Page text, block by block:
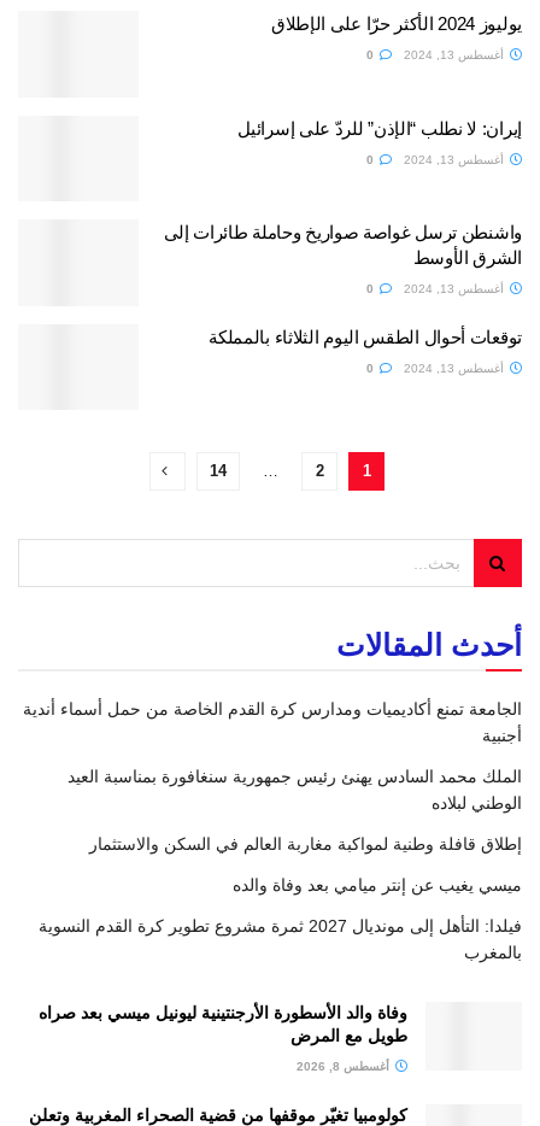
يوليوز 2024 الأكثر حرّا على الإطلاق
أغسطس 13, 2024
إيران: لا نطلب “الإذن” للردّ على إسرائيل
أغسطس 13, 2024
واشنطن ترسل غواصة صواريخ وحاملة طائرات إلى
الشرق الأوسط
أغسطس 13, 2024
توقعات أحوال الطقس اليوم الثلاثاء بالمملكة
أغسطس 13, 2024
1
2
…
14
أحدث المقالات
الجامعة تمنع أكاديميات ومدارس كرة القدم الخاصة من حمل أسماء أندية
أجنبية
الملك محمد السادس يهنئ رئيس جمهورية سنغافورة بمناسبة العيد
الوطني لبلاده
إطلاق قافلة وطنية لمواكبة مغاربة العالم في السكن والاستثمار
ميسي يغيب عن إنتر ميامي بعد وفاة والده
فيلدا: التأهل إلى مونديال 2027 ثمرة مشروع تطوير كرة القدم النسوية
بالمغرب
وفاة والد الأسطورة الأرجنتينية ليونيل ميسي بعد صراه
طويل مع المرض
أغسطس 8, 2026
كولومبيا تغيّر موقفها من قضية الصحراء المغربية وتعلن